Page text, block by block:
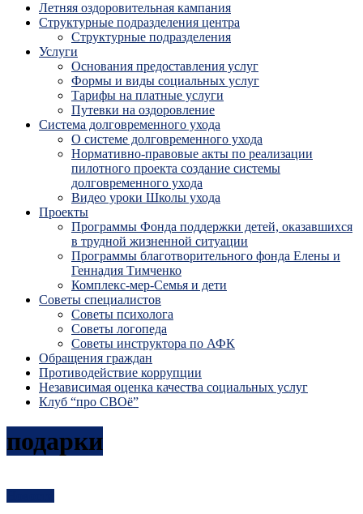
Летняя оздоровительная кампания
Структурные подразделения центра
Структурные подразделения
Услуги
Основания предоставления услуг
Формы и виды социальных услуг
Тарифы на платные услуги
Путевки на оздоровление
Система долговременного ухода
О системе долговременного ухода
Нормативно-правовые акты по реализации
пилотного проекта создание системы
долговременного ухода
Видео уроки Школы ухода
Проекты
Программы Фонда поддержки детей, оказавшихся
в трудной жизненной ситуации
Программы благотворительного фонда Елены и
Геннадия Тимченко
Комплекс-мер-Семья и дети
Советы специалистов
Советы психолога
Советы логопеда
Советы инструктора по АФК
Обращения граждан
Противодействие коррупции
Независимая оценка качества социальных услуг
Клуб “про СВОё”
подарки